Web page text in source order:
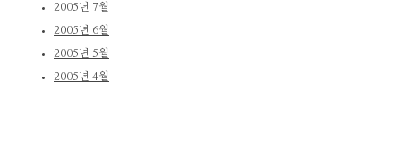
2005년 7월
2005년 6월
2005년 5월
2005년 4월